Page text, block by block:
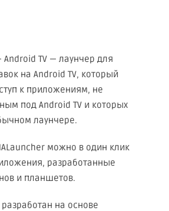
Android TV — лаунчер для
на Android TV, который
к приложениям, не
под Android TV и которых
лаунчере.
можно в один клик
разработанные
и планшетов.
на основе